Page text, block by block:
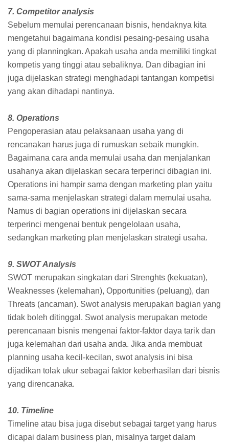
7. Competitor analysis
Sebelum memulai perencanaan bisnis, hendaknya kita
mengetahui bagaimana kondisi pesaing-pesaing usaha
yang di planningkan. Apakah usaha anda memiliki tingkat
kompetis yang tinggi atau sebaliknya. Dan dibagian ini
juga dijelaskan strategi menghadapi tantangan kompetisi
yang akan dihadapi nantinya.
8. Operations
Pengoperasian atau pelaksanaan usaha yang di
rencanakan harus juga di rumuskan sebaik mungkin.
Bagaimana cara anda memulai usaha dan menjalankan
usahanya akan dijelaskan secara terperinci dibagian ini.
Operations ini hampir sama dengan marketing plan yaitu
sama-sama menjelaskan strategi dalam memulai usaha.
Namus di bagian operations ini dijelaskan secara
terperinci mengenai bentuk pengelolaan usaha,
sedangkan marketing plan menjelaskan strategi usaha.
9. SWOT Analysis
SWOT merupakan singkatan dari Strenghts (kekuatan),
Weaknesses (kelemahan), Opportunities (peluang), dan
Threats (ancaman). Swot analysis merupakan bagian yang
tidak boleh ditinggal. Swot analysis merupakan metode
perencanaan bisnis mengenai faktor-faktor daya tarik dan
juga kelemahan dari usaha anda. Jika anda membuat
planning usaha kecil-kecilan, swot analysis ini bisa
dijadikan tolak ukur sebagai faktor keberhasilan dari bisnis
yang direncanaka.
10. Timeline
Timeline atau bisa juga disebut sebagai target yang harus
dicapai dalam business plan, misalnya target dalam